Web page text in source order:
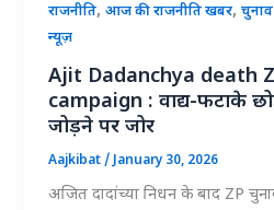
राजनीति,आज की राजनीति खबर,
न्यूज़
Ajit Dadanchya death
campaign : वाद्य-फटाके
जोड़ने पर जोर
Aajkibat/January 30, 2026
अजित दादांच्या निधन के बाद ZP